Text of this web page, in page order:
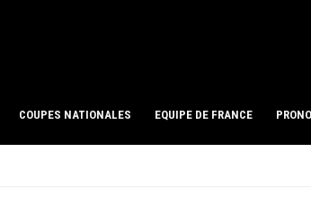
COUPES NATIONALES EQUIPE DE FRANCE